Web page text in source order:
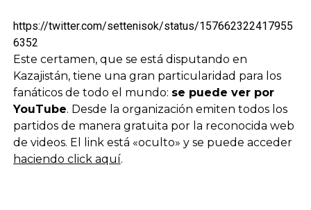
https://twitter.com/settenisok/status/157662322417955
6352
Este certamen, que se está disputando en
Kazajistán, tiene una gran particularidad para los
fanáticos de todo el mundo: se puede ver por
YouTube. Desde la organización emiten todos los
partidos de manera gratuita por la reconocida web
de videos. El link está «oculto» y se puede acceder
haciendo click aquí.